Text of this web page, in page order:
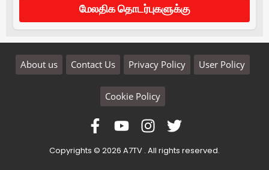
மேலதிக தொடர்புகளுக்கு
About us Contact Us Privacy Policy User Policy
Cookie Policy
Copyrights © 2026 A7TV . All rights reserved.